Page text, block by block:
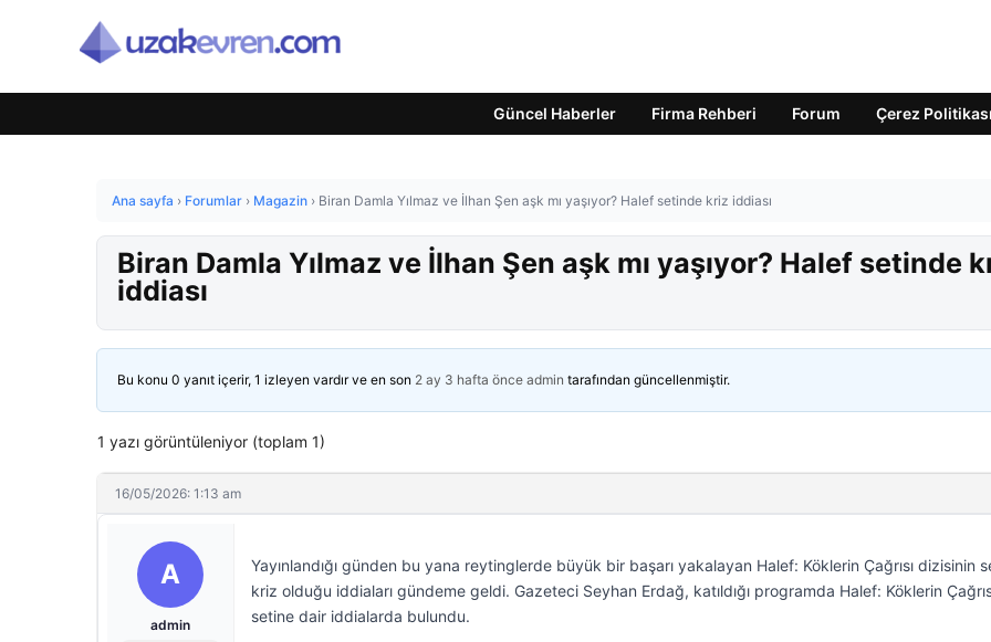
Güncel Haberler Firma Rehberi Forum Çerez Politikası
Ana sayfa › Forumlar › Magazin › Biran Damla Yılmaz ve İlhan Şen aşk mı yaşıyor? Halef setinde kriz iddiası
Biran Damla Yılmaz ve İlhan Şen aşk mı yaşıyor? Halef setinde
iddiası
Bu konu 0 yanıt içerir, 1 izleyen vardır ve en son 2 ay 3 hafta önce admin tarafından güncellenmiştir.
1 yazı görüntüleniyor (toplam 1)
16/05/2026: 1:13 am
A
admin
Yayınlandığı günden bu yana reytinglerde büyük bir başarı yakalayan Halef: Köklerin Çağrısı dizisinin
kriz olduğu iddiaları gündeme geldi. Gazeteci Seyhan Erdağ, katıldığı programda Halef: Köklerin
setine dair iddialarda bulundu.